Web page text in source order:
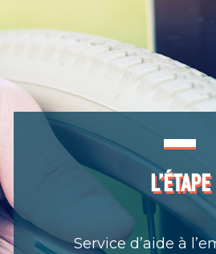
L’ÉTAPE
Service d’aide à